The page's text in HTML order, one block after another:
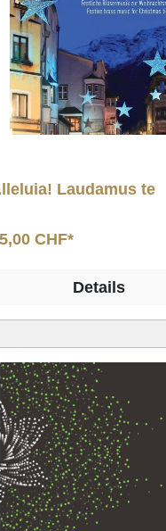
Rumantsch
Lied, Choral, Hymne
Klassik
Eröffnungswerke
Marschformat
Laudamus te
CHF*
Details